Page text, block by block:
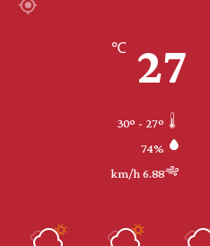
27
℃
74%
6.88 km/h